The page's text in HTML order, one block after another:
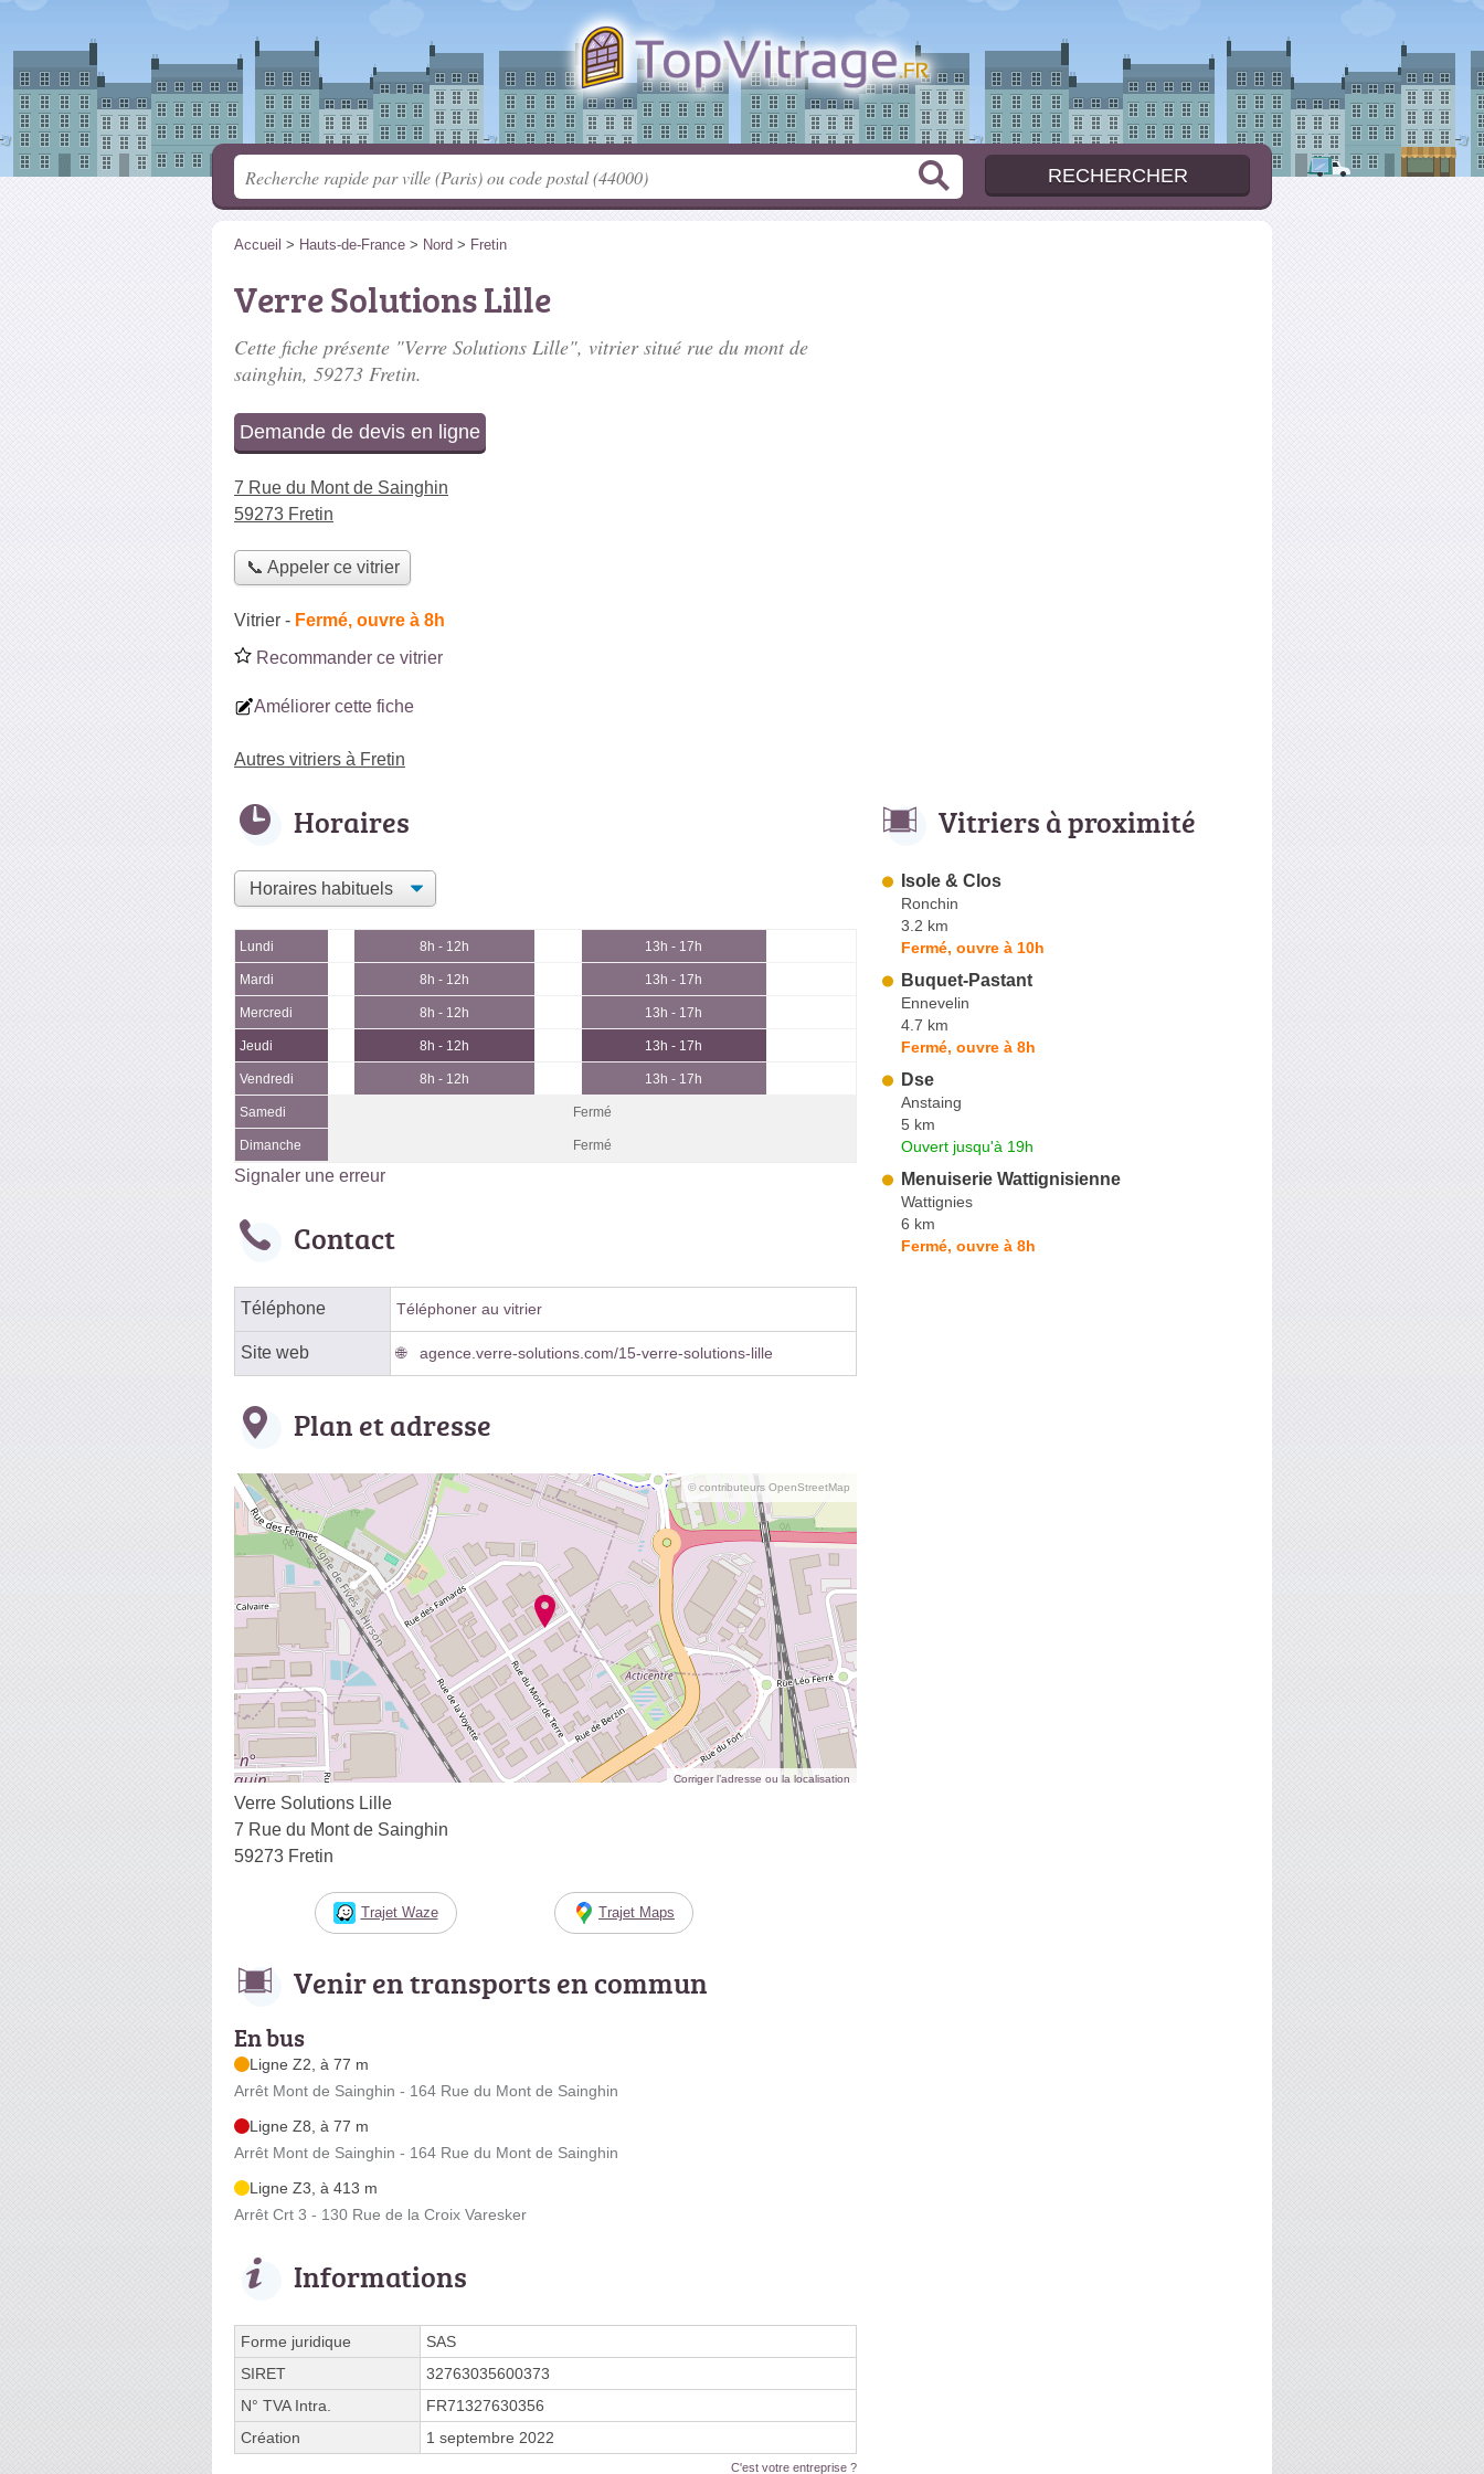
Accueil > Hauts-de-France > Nord > Fretin
Verre Solutions Lille
Cette fiche présente "Verre Solutions Lille", vitrier situé rue du mont de
sainghin, 59273 Fretin.
Demande de devis en ligne
7 Rue du Mont de Sainghin
59273 Fretin
📞 Appeler ce vitrier
Vitrier - Fermé, ouvre à 8h
Recommander ce vitrier
Améliorer cette fiche
Autres vitriers à Fretin
Horaires
Lundi 8h - 12h 13h - 17h
Mardi 8h - 12h 13h - 17h
Mercredi 8h - 12h 13h - 17h
Jeudi 8h - 12h 13h - 17h
Vendredi 8h - 12h 13h - 17h
Samedi Fermé
Dimanche Fermé
Signaler une erreur
Contact
Téléphone Téléphoner au vitrier
Site web agence.verre-solutions.com/15-verre-solutions-lille
Plan et adresse
© contributeurs OpenStreetMap
Corriger l’adresse ou la localisation
Verre Solutions Lille
7 Rue du Mont de Sainghin
59273 Fretin
Trajet Waze Trajet Maps
Venir en transports en commun
En bus
Ligne Z2, à 77 m
Arrêt Mont de Sainghin - 164 Rue du Mont de Sainghin
Ligne Z8, à 77 m
Arrêt Mont de Sainghin - 164 Rue du Mont de Sainghin
Ligne Z3, à 413 m
Arrêt Crt 3 - 130 Rue de la Croix Varesker
Informations
Forme juridique
SAS
SIRET
32763035600373
N° TVA Intra.
FR71327630356
Création
1 septembre 2022
C'est votre entreprise ?
Vitriers à proximité
Isole & Clos
Ronchin
3.2 km
Fermé, ouvre à 10h
Buquet-Pastant
Ennevelin
4.7 km
Fermé, ouvre à 8h
Dse
Anstaing
5 km
Ouvert jusqu'à 19h
Menuiserie Wattignisienne
Wattignies
6 km
Fermé, ouvre à 8h